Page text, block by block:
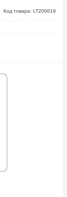
Код товара: LT200019